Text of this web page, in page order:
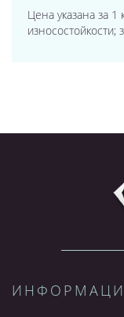
Цена указана за 1